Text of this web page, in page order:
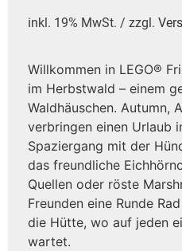
inkl. 19% MwSt. / zzgl.
Willkommen in LEGO®
im Herbstwald – einem
Waldhäuschen. Autumn,
verbringen einen Urlaub
Spaziergang mit der
das freundliche
Quellen oder röste
Freunden eine Runde
die Hütte, wo auf jeden
wartet.